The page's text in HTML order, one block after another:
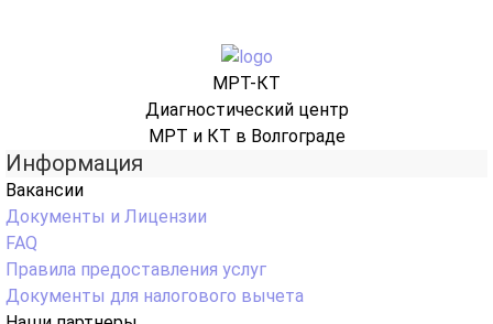
МРТ-КТ
Диагностический центр
МРТ и КТ в Волгограде
Информация
Вакансии
Документы и Лицензии
FAQ
Правила предоставления услуг
Документы для налогового вычета